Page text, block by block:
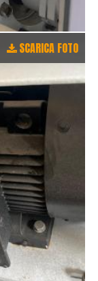
SCARICA FOTO